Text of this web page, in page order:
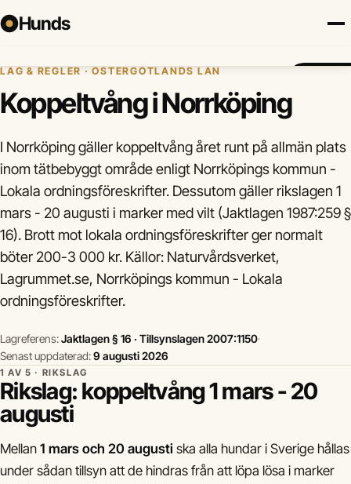
Hunds
Försäkring Hundraser Lokalt Valp
LAG & REGLER · ÖSTERGÖTLANDS LÄN
Koppeltvång i Norrköping
I Norrköping gäller koppeltvång året runt på allmän plats
inom tätbebyggt område enligt Norrköpings kommun -
Lokala ordningsföreskrifter. Dessutom gäller rikslagen 1
mars - 20 augusti i marker med vilt (Jaktlagen 1987:259 §
16). Brott mot lokala ordningsföreskrifter ger normalt
böter 200-3 000 kr. Källor: Naturvårdsverket,
Lagrummet.se, Norrköpings kommun - Lokala
ordningsföreskrifter.
Lagreferens:Jaktlagen § 16 · Tillsynslagen 2007:1150·
Senast uppdaterad:9 augusti 2026
1 AV 5 · RIKSLAG
Rikslag: koppeltvång 1 mars - 20
augusti
Mellan 1 mars och 20 augusti ska alla hundar i Sverige hållas
under sådan tillsyn att de hindras från att löpa lösa i marker